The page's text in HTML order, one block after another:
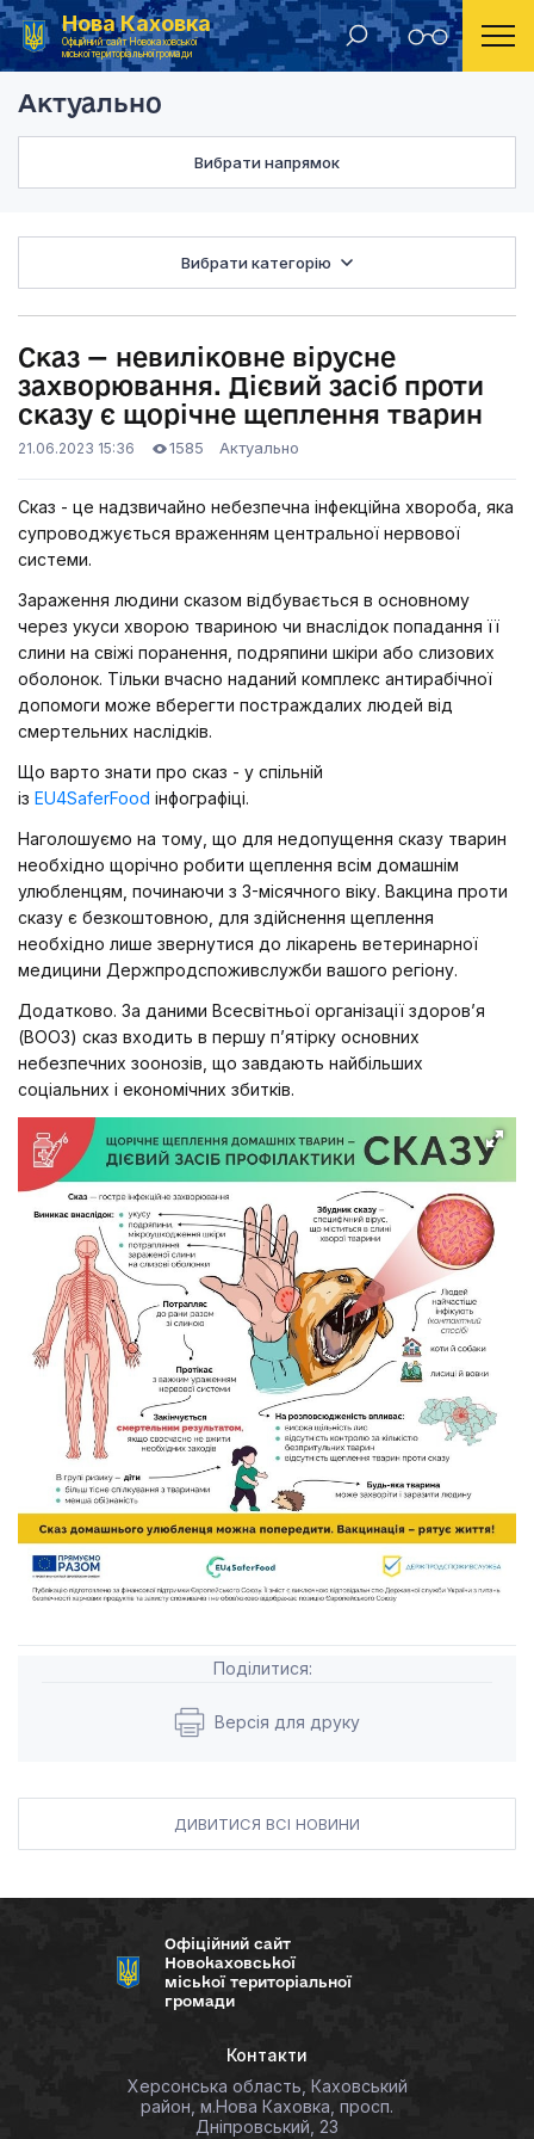
Нова Каховка
Офіційний сайт Новокаховської
міської територіальної громади
Головна Актуально Сказ — невиліковне
Актуально
Вибрати напрямок
Вибрати категорію
Сказ — невиліковне вірусне
захворювання. Дієвий засіб проти
сказу є щорічне щеплення тварин
21.06.2023 15:36 1585 Актуально
Сказ - це надзвичайно небезпечна інфекційна хвороба, яка
супроводжується враженням центральної нервової
системи.
Зараження людини сказом відбувається в основному
через укуси хворою твариною чи внаслідок попадання її
слини на свіжі поранення, подряпини шкіри або слизових
оболонок. Тільки вчасно наданий комплекс антирабічної
допомоги може вберегти постраждалих людей від
смертельних наслідків.
Що варто знати про сказ - у спільній
із EU4SaferFood інфографіці.
Наголошуємо на тому, що для недопущення сказу тварин
необхідно щорічно робити щеплення всім домашнім
улюбленцям, починаючи з 3-місячного віку. Вакцина проти
сказу є безкоштовною, для здійснення щеплення
необхідно лише звернутися до лікарень ветеринарної
медицини Держпродспоживслужби вашого регіону.
Додатково. За даними Всесвітньої організації здоров’я
(ВООЗ) сказ входить в першу п’ятірку основних
небезпечних зоонозів, що завдають найбільших
соціальних і економічних збитків.
Поділитися:
Версія для друку
ДИВИТИСЯ ВСІ НОВИНИ
Офіційний сайт
Новокаховської
міської територіальної
громади
Контакти
Херсонська область, Каховський
район, м.Нова Каховка, просп.
Дніпровський, 23